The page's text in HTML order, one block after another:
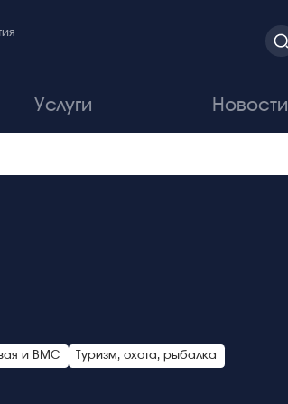
Услуги Новости
и ВМС Туризм, охота, рыбалка